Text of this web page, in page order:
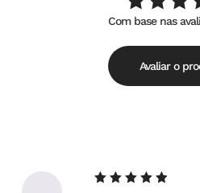
5.00
5
Com base nas
Avaliar o